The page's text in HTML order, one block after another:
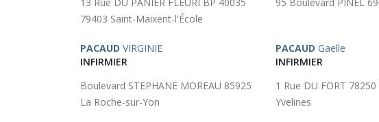
79403 Saint-Maixent-l'École
PACAUD VIRGINIE
INFIRMIER
Boulevard STEPHANE MOREAU 85925
La Roche-sur-Yon
PACAUD Gaelle
INFIRMIER
1 Rue DU FORT
Yvelines